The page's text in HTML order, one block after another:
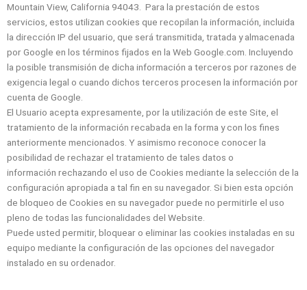
Mountain View, California 94043. Para la prestación de estos
servicios, estos utilizan cookies que recopilan la información, incluida
la dirección IP del usuario, que será transmitida, tratada y almacenada
por Google en los términos fijados en la Web Google.com. Incluyendo
la posible transmisión de dicha información a terceros por razones de
exigencia legal o cuando dichos terceros procesen la información por
cuenta de Google.
El Usuario acepta expresamente, por la utilización de este Site, el
tratamiento de la información recabada en la forma y con los fines
anteriormente mencionados. Y asimismo reconoce conocer la
posibilidad de rechazar el tratamiento de tales datos o
información rechazando el uso de Cookies mediante la selección de la
configuración apropiada a tal fin en su navegador. Si bien esta opción
de bloqueo de Cookies en su navegador puede no permitirle el uso
pleno de todas las funcionalidades del Website.
Puede usted permitir, bloquear o eliminar las cookies instaladas en su
equipo mediante la configuración de las opciones del navegador
instalado en su ordenador.